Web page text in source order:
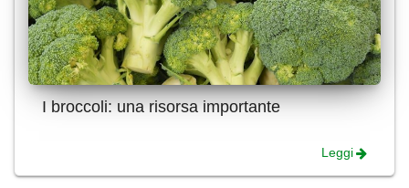
I broccoli: una risorsa importante
Leggi